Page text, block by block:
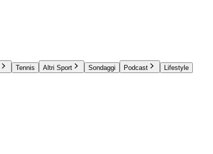
Tennis Altri Sport Sondaggi Podcast
Lifestyle